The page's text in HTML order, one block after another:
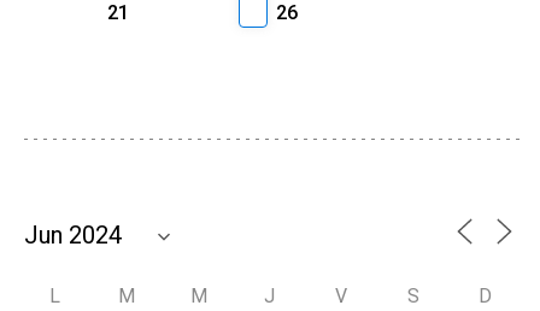
21
26
L M M J V S D